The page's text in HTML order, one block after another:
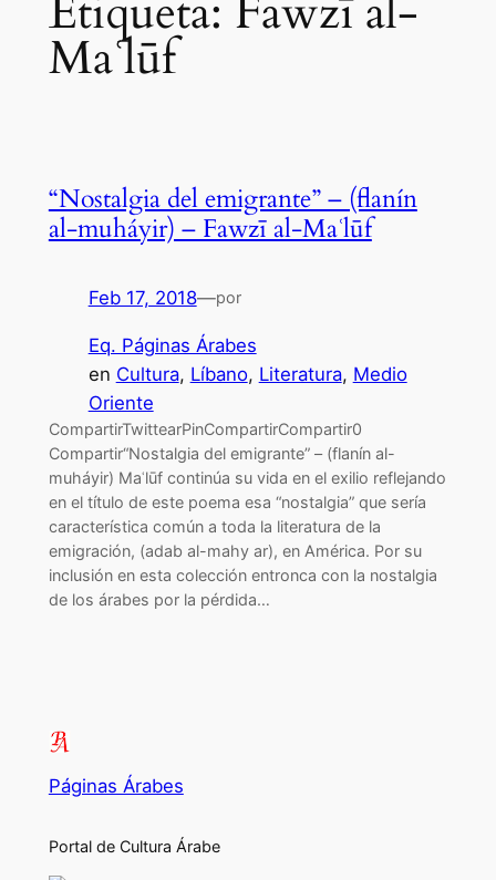
Etiqueta: Fawzī al-
Maʿlūf
“Nostalgia del emigrante” – (flanín
al-muháyir) – Fawzī al-Maʿlūf
Feb 17, 2018—por
Eq. Páginas Árabes
en Cultura, Líbano, Literatura, Medio
Oriente
CompartirTwittearPinCompartirCompartir0
Compartir“Nostalgia del emigrante” – (flanín al-
muháyir) Maʿlūf continúa su vida en el exilio reflejando
en el título de este poema esa “nostalgia” que sería
característica común a toda la literatura de la
emigración, (adab al-mahy ar), en América. Por su
inclusión en esta colección entronca con la nostalgia
de los árabes por la pérdida…
Páginas Árabes
Portal de Cultura Árabe